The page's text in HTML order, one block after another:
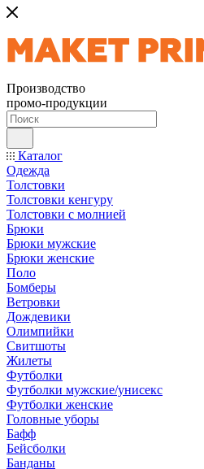
Производство
промо-продукции
Каталог
Одежда
Толстовки
Толстовки кенгуру
Толстовки с молнией
Брюки
Брюки мужские
Брюки женские
Поло
Бомберы
Ветровки
Дождевики
Олимпийки
Свитшоты
Жилеты
Футболки
Футболки мужские/унисекс
Футболки женские
Головные уборы
Бафф
Бейсболки
Банданы